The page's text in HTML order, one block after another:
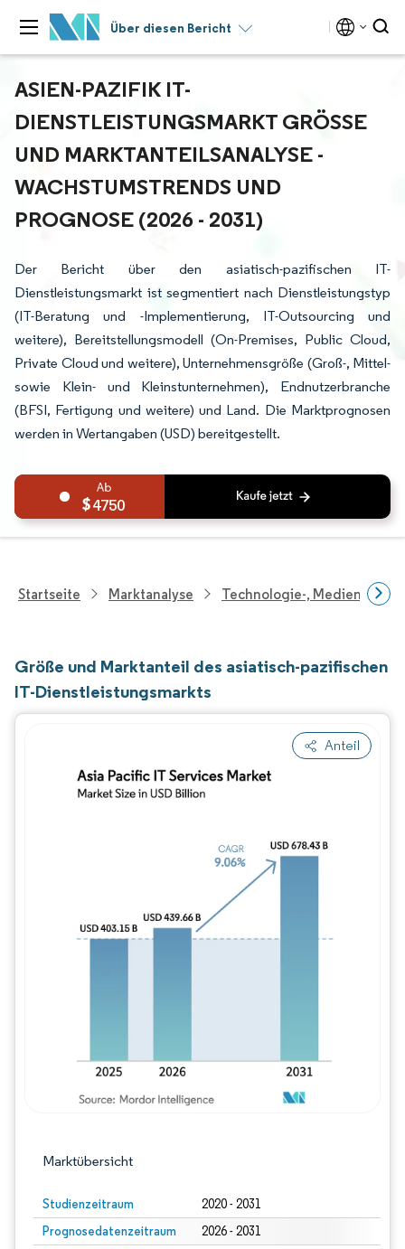
Über diesen Bericht
ASIEN-PAZIFIK IT-
DIENSTLEISTUNGSMARKT GRÖSSE U
ND MARKTANTEILSANALYSE - W
ACHSTUMSTRENDS UND P
ROGNOSE (2026 - 2031)
Der Bericht über den asiatisch-pazifischen IT-
Dienstleistungsmarkt ist segmentiert nach Dienstleistungstyp
(IT-Beratung und -Implementierung, IT-Outsourcing und
weitere), Bereitstellungsmodell (On-Premises, Public Cloud,
Private Cloud und weitere), Unternehmensgröße (Groß-, Mittel-
sowie Klein- und Kleinstunternehmen), Endnutzerbranche
(BFSI, Fertigung und weitere) und Land. Die Marktprognosen
werden in Wertangaben (USD) bereitgestellt.
4750
Startseite Marktanalyse Technologie-, Medien- Und
Größe und Marktanteil des asiatisch-pazifischen
IT-Dienstleistungsmarkts
Anteil
Marktübersicht
Studienzeitraum 2020 - 2031
Prognosedatenzeitraum 2026 - 2031